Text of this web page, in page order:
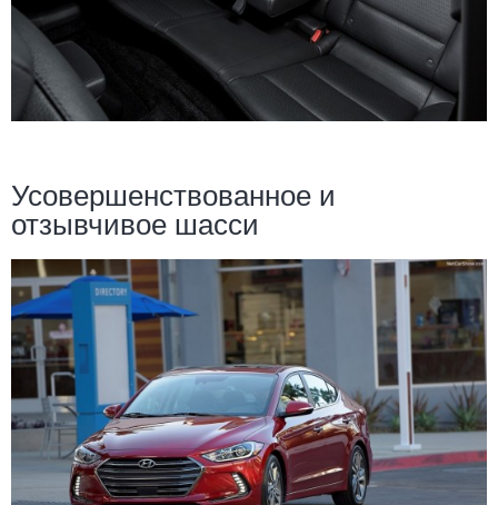
Усовершенствованное и
отзывчивое шасси